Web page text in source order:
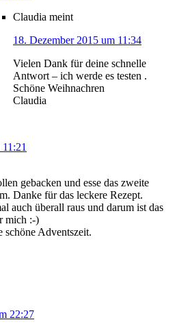
Claudia meint
18. Dezember 2015 um 11:34
Vielen Dank für deine schnelle
Antwort – ich werde es testen .
Schöne Weihnachren
Claudia
gebacken und esse das zweite
Danke für das leckere Rezept.
auch überall raus und darum ist das
mich :-)
schöne Adventszeit.
22:27